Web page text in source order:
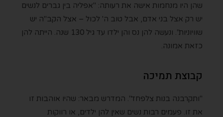
שהן היו מנחמות אישה את רעותה: "אפליה בין גברים לנשים
יש רק אצל בני אדם, אבל טוב ה' לכול – אצל הקב"ה יש
שוויוניות". ונעשה להן נס והן ילדו עד גיל 130 שנה. הייתה להן
כזאת אמונה.
קבוצת תמיכה
"ותקרבנה בנות צלפחד". המדרש מבאר: שהיו אוהבות זו
את זו. פעמים רבות נשים שאין להן ילדים, או רווקות